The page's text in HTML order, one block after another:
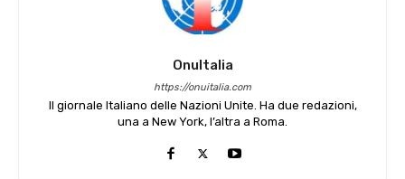
OnuItalia
https://onuitalia.com
Il giornale Italiano delle Nazioni Unite. Ha due redazioni,
una a New York, l’altra a Roma.